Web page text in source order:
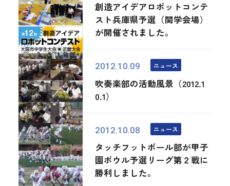
創造アイデアロボットコンテ
スト兵庫県予選（関学会場）
が開催されました。
2012.10.09 ニュース
吹奏楽部の活動風景（2012.1
0.1）
2012.10.08 ニュース
タッチフットボール部が甲子
園ボウル予選リーグ第２戦に
勝利しました。